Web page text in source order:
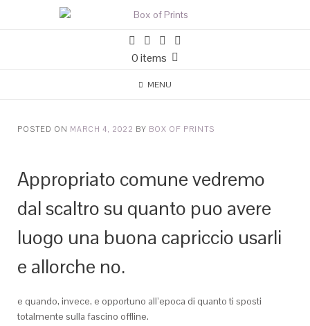
0 items
MENU
POSTED ON MARCH 4, 2022 BY BOX OF PRINTS
Appropriato comune vedremo
dal scaltro su quanto puo avere
luogo una buona capriccio usarli
e allorche no.
e quando, invece, e opportuno all’epoca di quanto ti sposti
totalmente sulla fascino offline.